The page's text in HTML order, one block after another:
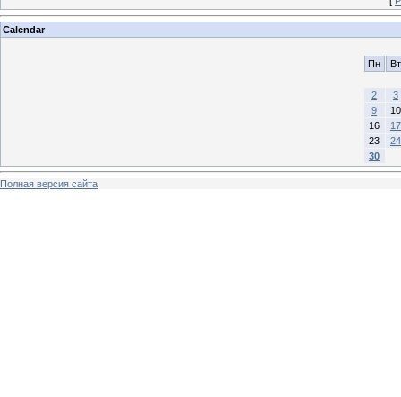
Calendar
Пн Вт
2
3
9
10
16
17
23
24
30
Полная версия сайта